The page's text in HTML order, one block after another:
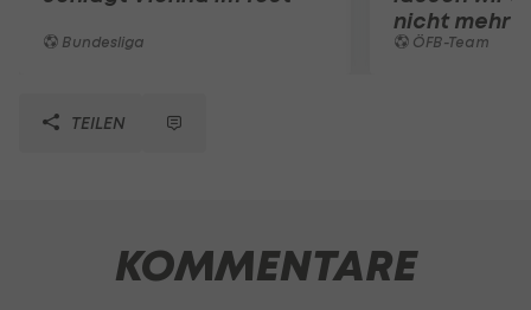
Bundesliga
nicht mehr
ÖFB-Team
TEILEN
KOMMENTARE